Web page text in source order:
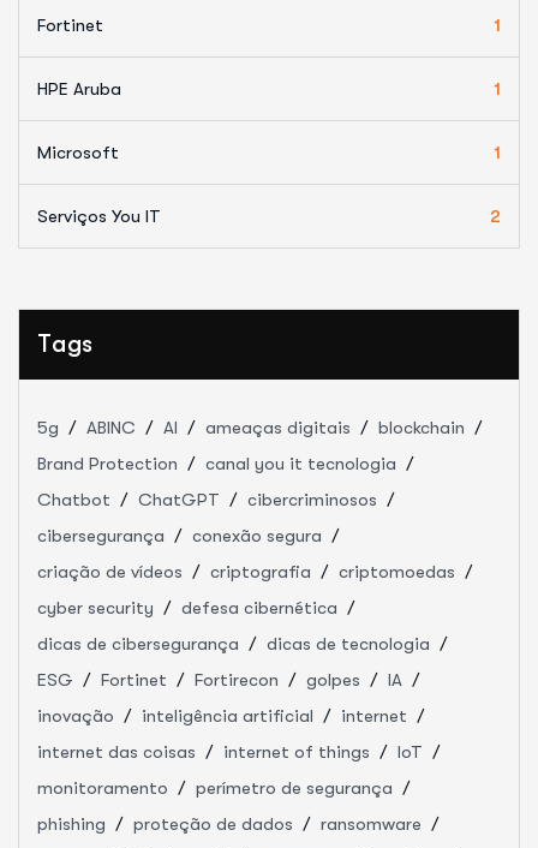
Fortinet 1
HPE Aruba 1
Microsoft 1
Serviços You IT 2
Tags
5g ABINC AI ameaças digitais
blockchain
Brand Protection
canal you it tecnologia
Chatbot
ChatGPT
cibercriminosos
cibersegurança
conexão segura
criação de vídeos
criptografia
criptomoedas
cyber security
defesa cibernética
dicas de cibersegurança
dicas de tecnologia
ESG
Fortinet Fortirecon golpes
IA
inovação
inteligência artificial
internet
internet das coisas
internet of things
IoT
monitoramento
perímetro de segurança
phishing
proteção de dados
ransomware